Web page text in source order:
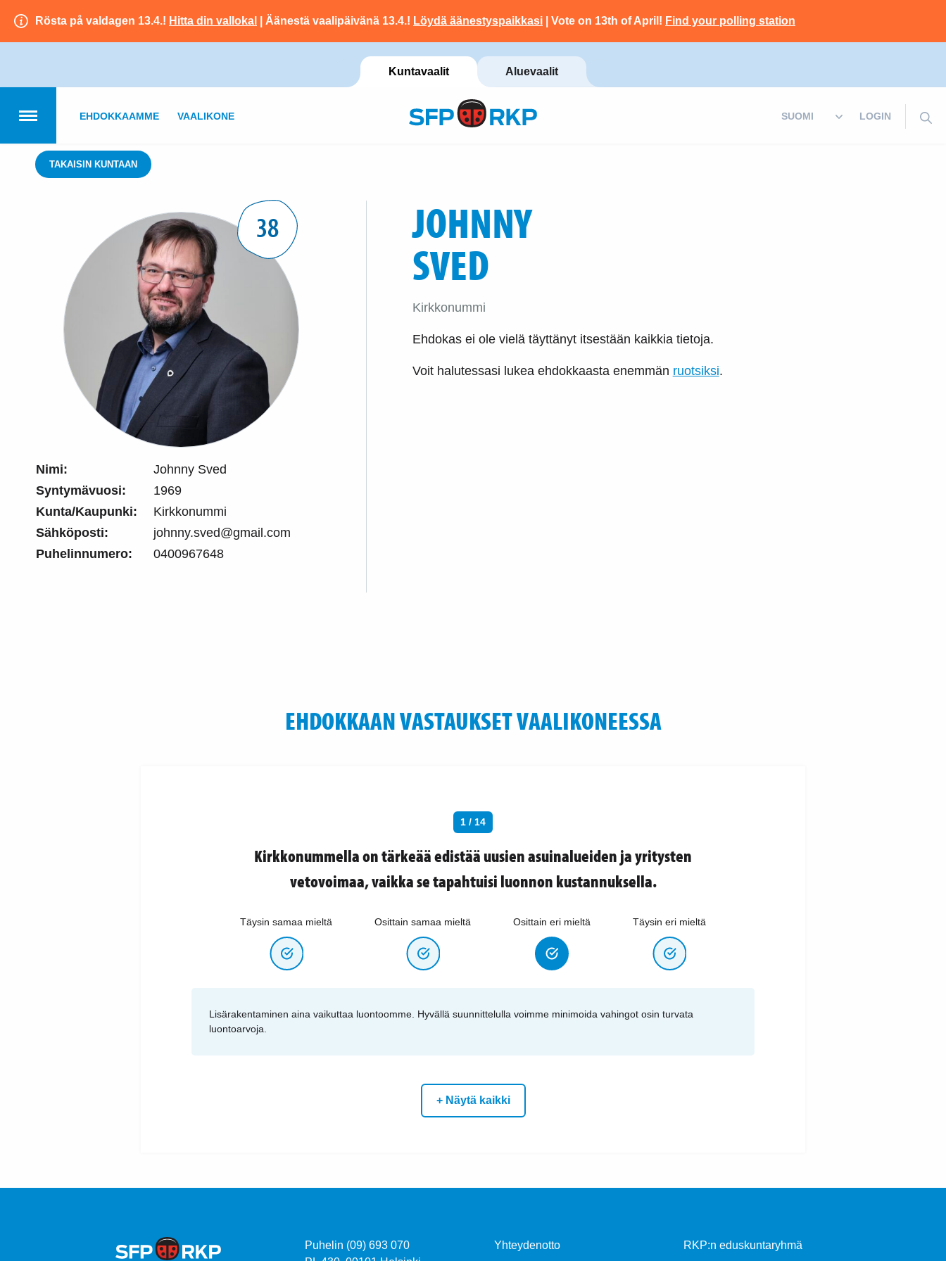
Rösta på valdagen 13.4.! Hitta din vallokal | Äänestä vaalipäivänä 13.4.! Löydä äänestyspaikkasi | Vote on 13th of April! Find your polling station
Kuntavaalit Aluevaalit
LOGIN
EHDOKKAAMME VAALIKONE
TAKAISIN KUNTAAN
38
Nimi:
Johnny Sved
Syntymävuosi:
1969
Kunta/Kaupunki:
Kirkkonummi
Sähköposti:
johnny.sved@gmail.com
Puhelinnumero:
0400967648
JOHNNY
SVED
Kirkkonummi
Ehdokas ei ole vielä täyttänyt itsestään kaikkia tietoja.
Voit halutessasi lukea ehdokkaasta enemmän ruotsiksi.
EHDOKKAAN VASTAUKSET VAALIKONEESSA
1 / 14
Kirkkonummella on tärkeää edistää uusien asuinalueiden ja yritysten
vetovoimaa, vaikka se tapahtuisi luonnon kustannuksella.
Täysin samaa mieltä Osittain samaa mieltä Osittain eri mieltä Täysin eri mieltä
Lisärakentaminen aina vaikuttaa luontoomme. Hyvällä suunnittelulla voimme minimoida vahingot osin turvata
luontoarvoja.
+ Näytä kaikki
Puhelin (09) 693 070
Yhteydenotto RKP:n eduskuntaryhmä